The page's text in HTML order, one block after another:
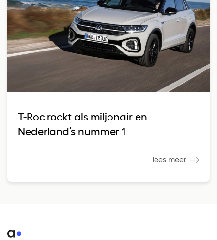
T-Roc rockt als miljonair en
Nederland’s nummer 1
lees meer